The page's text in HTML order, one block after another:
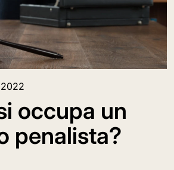
occupa un
penalista?